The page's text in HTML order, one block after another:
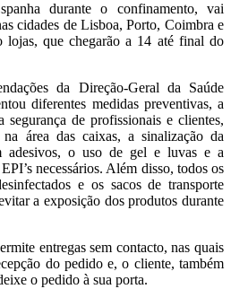
durante o confinamento, vai
cidades de Lisboa, Porto, Coimbra e
lojas, que chegarão a 14 até final do
da Direção-Geral da Saúde
diferentes medidas preventivas, a
de profissionais e clientes,
área das caixas, a sinalização da
adesivos, o uso de gel e luvas e a
necessários. Além disso, todos os
e os sacos de transporte
a exposição dos produtos durante
entregas sem contacto, nas quais
do pedido e, o cliente, também
o pedido à sua porta.